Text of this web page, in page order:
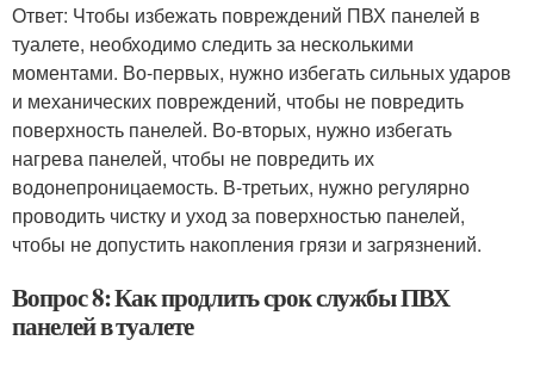
Ответ: Чтобы избежать повреждений ПВХ панелей в
туалете, необходимо следить за несколькими
моментами. Во-первых, нужно избегать сильных ударов
и механических повреждений, чтобы не повредить
поверхность панелей. Во-вторых, нужно избегать
нагрева панелей, чтобы не повредить их
водонепроницаемость. В-третьих, нужно регулярно
проводить чистку и уход за поверхностью панелей,
чтобы не допустить накопления грязи и загрязнений.
Вопрос 8: Как продлить срок службы ПВХ
панелей в туалете